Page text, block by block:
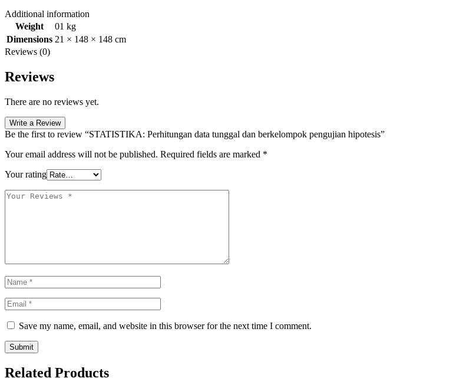
Additional information
Weight
01 kg
Dimensions 21 × 148 × 148 cm
Reviews (0)
Reviews
There are no reviews yet.
Write a Review
Be the first to review “STATISTIKA: Perhitungan data tunggal dan berkelompok pengujian hipotesis”
Your email address will not be published. Required fields are marked *
Your rating
Save my name, email, and website in this browser for the next time I comment.
Related Products